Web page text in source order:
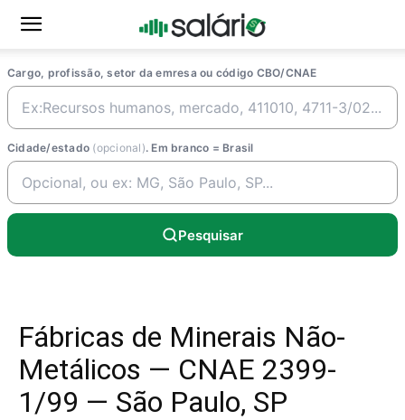
Cargo, profissão, setor da emresa ou código CBO/CNAE
Cidade/estado (opcional). Em branco = Brasil
Pesquisar
Fábricas de Minerais Não-
Metálicos — CNAE 2399-
1/99 — São Paulo, SP